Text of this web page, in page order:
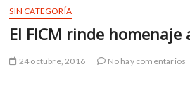
SIN CATEGORÍA
El FICM rinde homenaje
24 octubre, 2016 No hay comentarios